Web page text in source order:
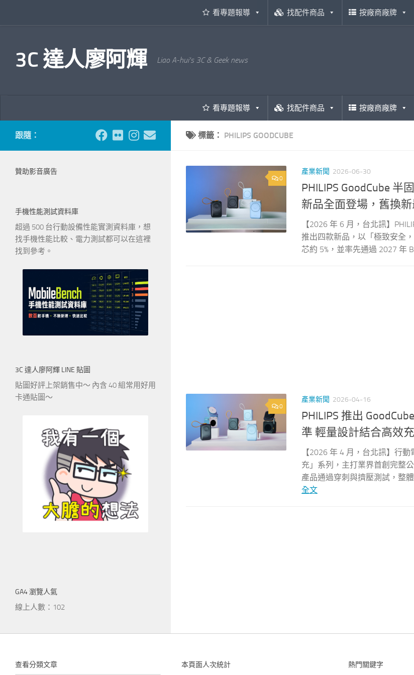
看專題報導 找配件商品 按廠商廠牌
3C 達人廖阿輝 Liao A-hui's 3C & Geek news
看專題報導 找配件商品 按廠商廠牌
標籤： PHILIPS GOODCUBE
0
產業新聞 2026-06-30
PHILIPS GoodCube
新品全面登場，舊換
【2026 年 6 月，台北訊】
推出四款新品，以「極致安全
芯約 5%，並率先通過 2027 年
0
產業新聞 2026-04-16
PHILIPS 推出
準 輕量設計結合高效
【2026 年 4 月，台北訊】行
充」系列，主打業界首創完整
產品通過穿刺與擠壓測試，整
全文
跟隨：
贊助影音廣告
手機性能測試資料庫
超過 500 台行動設備性能實測資料庫，想
找手機性能比較、電力測試都可以在這裡
找到參考。
3C 達人廖阿輝 LINE 貼圖
貼圖好評上架銷售中～ 內含 40 組常用好用
卡通貼圖～
GA4 瀏覽人氣
線上人數：102
查看分類文章 本頁面人次統計 熱門關鍵字